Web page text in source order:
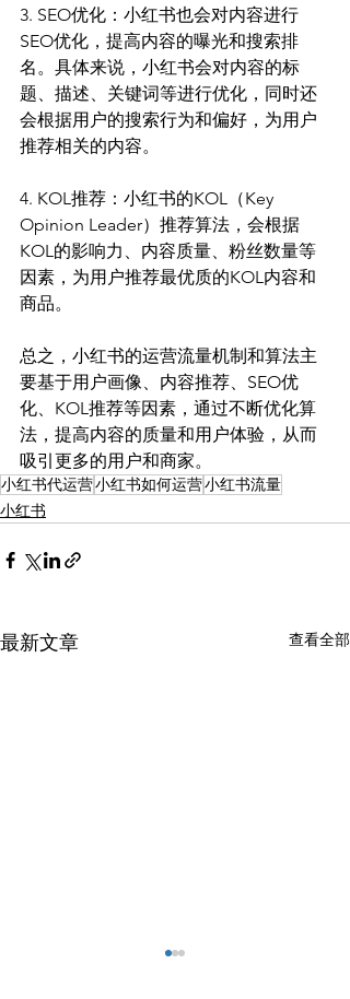
3. SEO优化：小红书也会对内容进行
SEO优化，提高内容的曝光和搜索排
名。具体来说，小红书会对内容的标
题、描述、关键词等进行优化，同时还
会根据用户的搜索行为和偏好，为用户
推荐相关的内容。
4. KOL推荐：小红书的KOL（Key
Opinion Leader）推荐算法，会根据
KOL的影响力、内容质量、粉丝数量等
因素，为用户推荐最优质的KOL内容和
商品。
总之，小红书的运营流量机制和算法主
要基于用户画像、内容推荐、SEO优
化、KOL推荐等因素，通过不断优化算
法，提高内容的质量和用户体验，从而
吸引更多的用户和商家。
小红书代运营小红书如何运营小红书流量
小红书
最新文章 查看全部